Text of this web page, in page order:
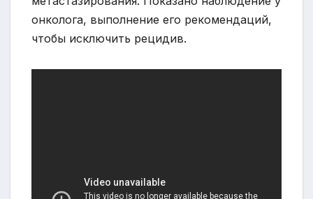
онколога, выполнение его рекомендаций,
чтобы исключить рецидив.